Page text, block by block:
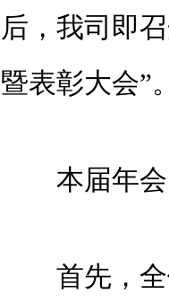
后，我司即
暨表彰大会”
本届年会
首先，全